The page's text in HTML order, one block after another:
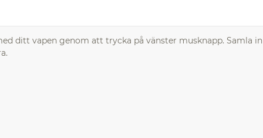
ditt vapen genom att trycka på vänster musknapp. Samla in